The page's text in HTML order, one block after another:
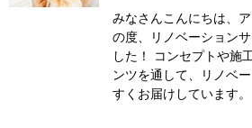
みなさんこんにちは、
の度、リノベーション
した！ コンセプトや施
ンツを通して、リノベ
すくお届けしています